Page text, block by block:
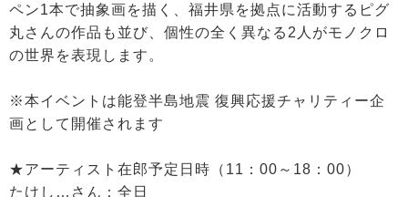
ペン1本で抽象画を描く、福井県を拠点に活動するピグ
丸さんの作品も並び、個性の全く異なる2人がモノクロ
の世界を表現します。
※本イベントは能登半島地震 復興応援チャリティー企
画として開催されます
★アーティスト在郎予定日時（11：00～18：00）
たけし…さん：全日